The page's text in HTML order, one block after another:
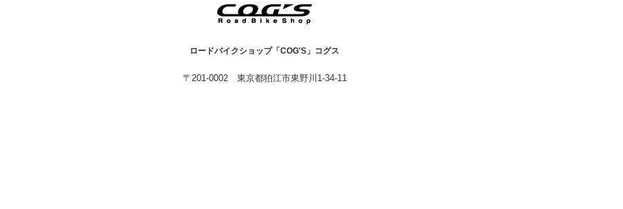
ロードバイクショップ「COG'S」コグス
〒201-0002 東京都狛江市東野川1-34-11